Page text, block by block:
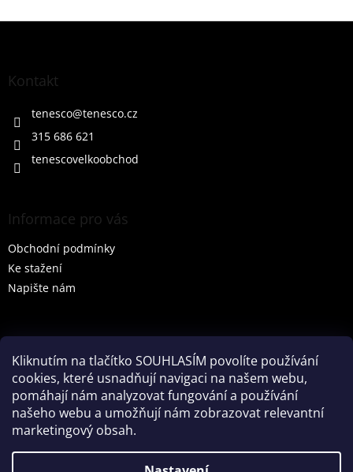
Kliknutím na tlačítko SOUHLASÍM povolíte používání
cookies, které usnadňují navigaci na našem webu,
pomáhají nám analyzovat fungování a používání
našeho webu a umožňují nám zobrazovat relevantní
marketingový obsah.
Z
Kontakt
tenesco@tenesco.cz
315 686 621
tenescovelkoobchod
Informace pro vás
Obchodní podmínky
Ke stažení
Napište nám
HLEDAT